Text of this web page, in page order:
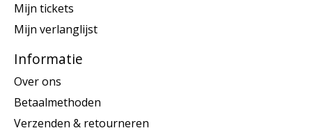
Mijn tickets
Mijn verlanglijst
Informatie
Over ons
Betaalmethoden
Verzenden & retourneren